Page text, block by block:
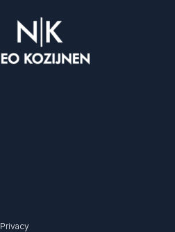
Privacy